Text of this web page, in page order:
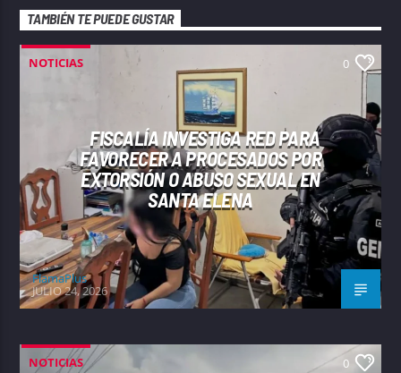
TAMBIÉN TE PUEDE GUSTAR
NOTICIAS 0
FISCALÍA INVESTIGA RED PARA
FAVORECER A PROCESADOS POR
EXTORSIÓN O ABUSO SEXUAL EN
SANTA ELENA
FlamaPlus
JULIO 24, 2026
NOTICIAS 0